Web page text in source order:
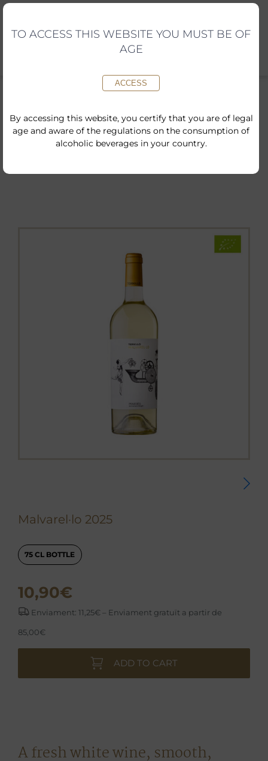
Skip
content
Inici » Malvarel·lo 2025
Malvarel·lo 2025
75 CL BOTTLE
10,90€
Enviament: 11,25€ – Enviament gratuït a partir de
85,00€
ADD TO CART
A fresh white wine, smooth,
TO ACCESS THIS WEBSITE YOU MUST BE OF
AGE
ACCESS
By accessing this website, you certify that you are of legal
age and aware of the regulations on the consumption of
alcoholic beverages in your country.